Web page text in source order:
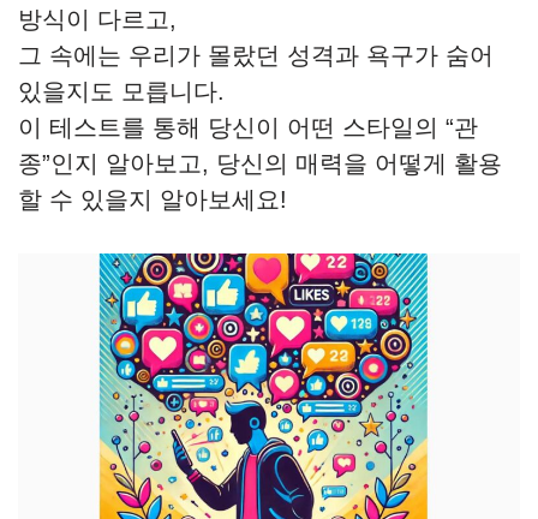
방식이 다르고,
그 속에는 우리가 몰랐던 성격과 욕구가 숨어
있을지도 모릅니다.
이 테스트를 통해 당신이 어떤 스타일의 “관
종”인지 알아보고, 당신의 매력을 어떻게 활용
할 수 있을지 알아보세요!